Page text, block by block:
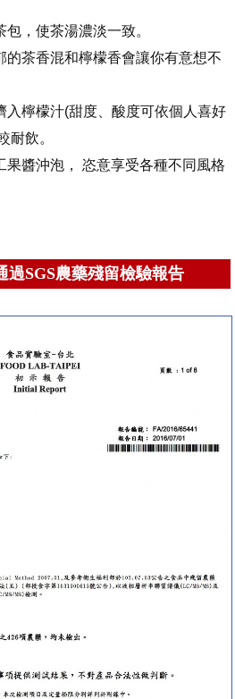
，使茶湯濃淡一致。
的茶香混和檸檬香會讓你有意想不
入檸檬汁(甜度、酸度可依個人喜好
耐飲。
果醬沖泡， 恣意享受各種不同風格
過SGS農藥殘留檢驗報告